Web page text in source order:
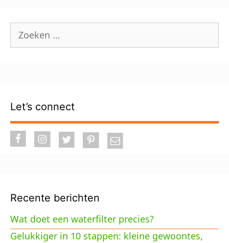
Zoek
naar:
Let’s connect
Recente berichten
Wat doet een waterfilter precies?
Gelukkiger in 10 stappen: kleine gewoontes,